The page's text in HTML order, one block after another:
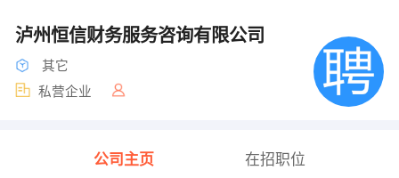
泸州恒信财务服务咨询有限公司
其它
私营企业
公司主页 在招职位